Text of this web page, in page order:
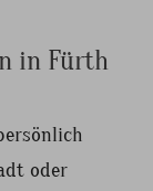
in Fürth
oder